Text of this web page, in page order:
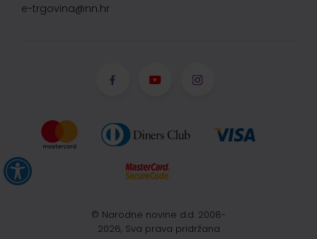
e-trgovina@nn.hr
© Narodne novine d.d. 2008-
2026, Sva prava pridržana